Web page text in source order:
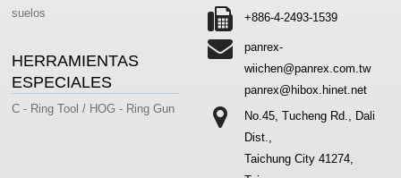
suelos
HERRAMIENTAS
ESPECIALES
C - Ring Tool / HOG - Ring Gun
+886-4-2493-1539
panrex-
wiichen@panrex.com.tw
panrex@hibox.hinet.net
No.45, Tucheng Rd., Dali
Dist.,
Taichung City 41274,